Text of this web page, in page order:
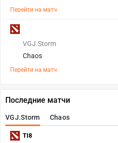
Перейти на матч
VGJ.Storm
Chaos
Перейти на матч
Последние матчи
VGJ.Storm Chaos
TI8